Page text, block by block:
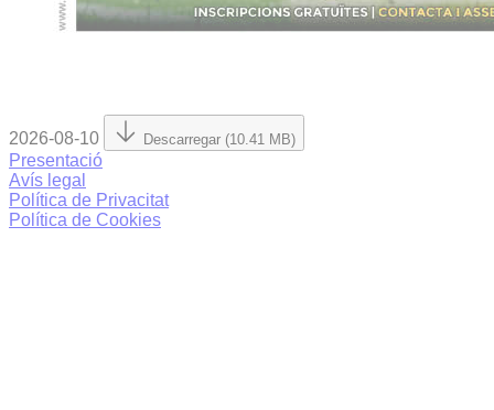
2026-08-10 Descarregar (10.41 MB)
Presentació
Avís legal
Política de Privacitat
Política de Cookies